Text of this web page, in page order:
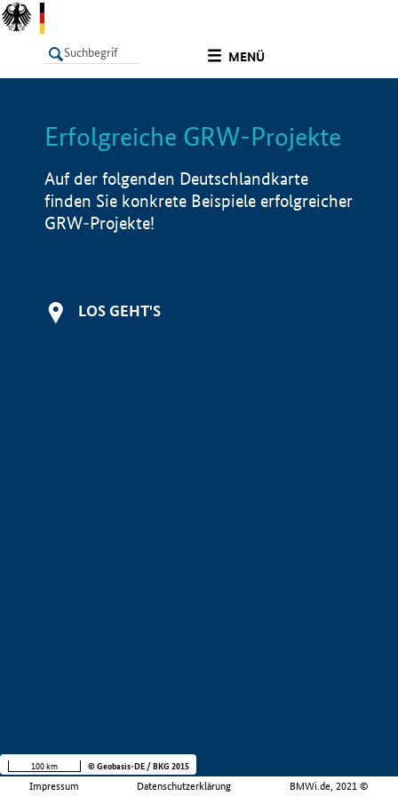
MENÜ
LISTE Info
Erfolgreiche GRW-Projekte
Auf der folgenden Deutschlandkarte
finden Sie konkrete Beispiele erfolgreicher
GRW-Projekte!
LOS GEHT'S
Impressum Datenschutzerklärung BMWi.de, 2021 ©
100 km © Geobasis-DE / BKG 2015